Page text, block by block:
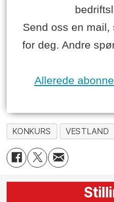
Send oss en
for deg. Andre
Allerede
KONKURS VESTLAND